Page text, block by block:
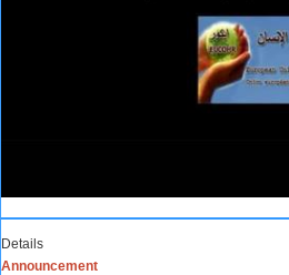
Details
Announcement